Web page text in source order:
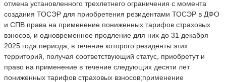
отмена установленного трехлетнего ограничения с момента
создания ТОСЭР для приобретения резидентами ТОСЭР в ДФО
и СПВ права на применение пониженных тарифов страховых
взносов, и одновременное продление для них до 31 декабря
2025 года периода, в течение которого резиденты этих
территорий, получая соответствующий статус, приобретут и
право на применение в течение следующих десяти лет
пониженных тарифов страховых взносов;применение